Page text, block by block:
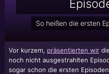
So heißen die ersten
Vor kurzem, präsentierten wir
noch nicht ausgestrahlten
sogar schon die ersten